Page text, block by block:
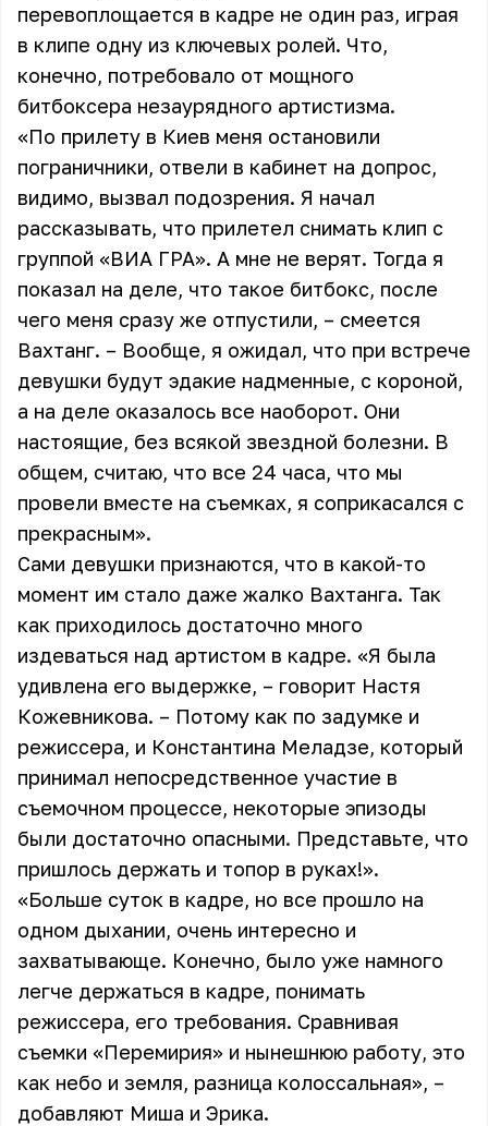
перевоплощается в кадре не один раз, играя
в клипе одну из ключевых ролей. Что,
конечно, потребовало от мощного
битбоксера незаурядного артистизма.
«По прилету в Киев меня остановили
пограничники, отвели в кабинет на допрос,
видимо, вызвал подозрения. Я начал
рассказывать, что прилетел снимать клип с
группой «ВИА ГРА». А мне не верят. Тогда я
показал на деле, что такое битбокс, после
чего меня сразу же отпустили, – смеется
Вахтанг. – Вообще, я ожидал, что при встрече
девушки будут эдакие надменные, с короной,
а на деле оказалось все наоборот. Они
настоящие, без всякой звездной болезни. В
общем, считаю, что все 24 часа, что мы
провели вместе на съемках, я соприкасался с
прекрасным».
Сами девушки признаются, что в какой-то
момент им стало даже жалко Вахтанга. Так
как приходилось достаточно много
издеваться над артистом в кадре. «Я была
удивлена его выдержке, – говорит Настя
Кожевникова. – Потому как по задумке и
режиссера, и Константина Меладзе, который
принимал непосредственное участие в
съемочном процессе, некоторые эпизоды
были достаточно опасными. Представьте, что
пришлось держать и топор в руках!».
«Больше суток в кадре, но все прошло на
одном дыхании, очень интересно и
захватывающе. Конечно, было уже намного
легче держаться в кадре, понимать
режиссера, его требования. Сравнивая
съемки «Перемирия» и нынешнюю работу, это
как небо и земля, разница колоссальная», –
добавляют Миша и Эрика.